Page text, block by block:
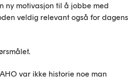
ny motivasjon til å jobbe med
veldig relevant også for dagens
var ikke historie noe man